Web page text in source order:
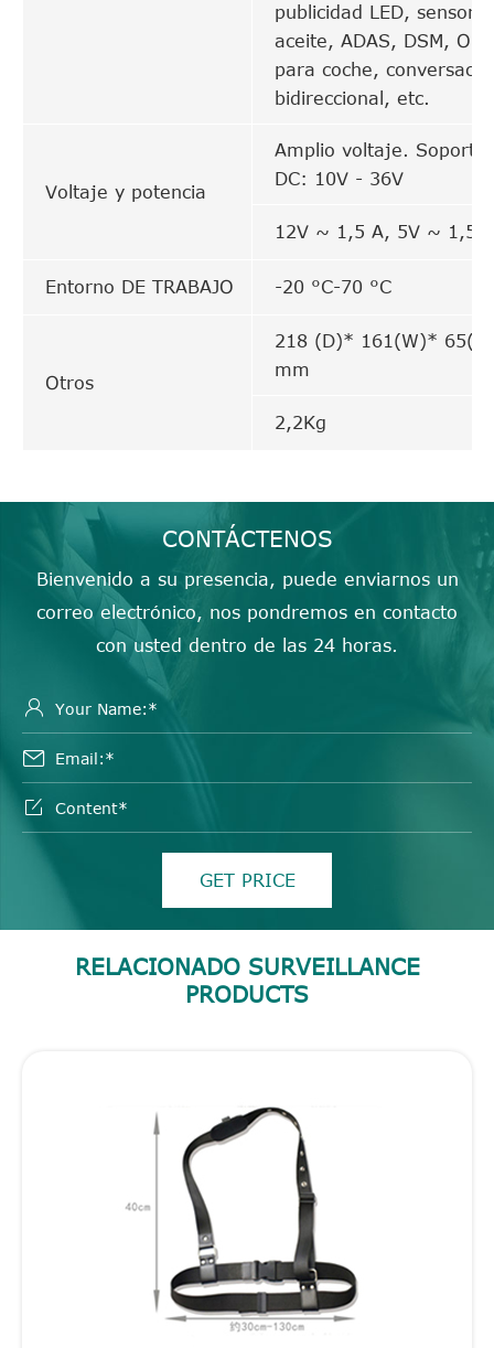
publicidad LED, sensor
aceite, ADAS, DSM,
para coche,
bidireccional, etc.
Voltaje y potencia
Amplio voltaje. Soporte
DC: 10V - 36V
12V ~ 1,5 A, 5V ~ 1,5 A
Entorno DE TRABAJO -20 °C-70 °C
Otros
218 (D)* 161(W)* 65(H)
mm
2,2Kg
CONTÁCTENOS
Bienvenido a su presencia, puede enviarnos un
correo electrónico, nos pondremos en contacto
con usted dentro de las 24 horas.



GET PRICE
RELACIONADO SURVEILLANCE
PRODUCTS